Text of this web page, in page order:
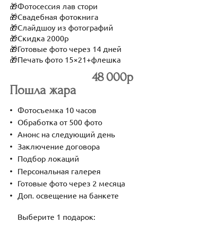
🎁Фотосессия лав стори
🎁Свадебная фотокнига
🎁Слайдшоу из фотографий
🎁Скидка 2000р
🎁Готовые фото через 14 дней
🎁Печать фото 15×21+флешка
48 000р
Пошла жара
Фотосъемка 10 часов
Обработка от 500 фото
Анонс на следующий день
Заключение договора
Подбор локаций
Персональная галерея
Готовые фото через 2 месяца
Доп. освещение на банкете
Выберите 1 подарок: